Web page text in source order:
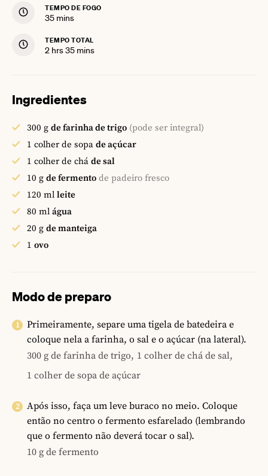
TEMPO DE FOGO
35minutes
mins
TEMPO TOTAL
2hours
hrs35minutes
mins
Ingredientes
300 g de farinha de trigo (pode ser integral)
1 colher de sopa de açúcar
1 colher de chá de sal
10 g de fermento de padeiro fresco
120 ml leite
80 ml água
20 g de manteiga
1 ovo
Modo de preparo
Primeiramente, separe uma tigela de batedeira e
coloque nela a farinha, o sal e o açúcar (na lateral).
300 g de farinha de trigo, 1 colher de chá de sal,
1 colher de sopa de açúcar
Após isso, faça um leve buraco no meio. Coloque
então no centro o fermento esfarelado (lembrando
que o fermento não deverá tocar o sal).
10 g de fermento